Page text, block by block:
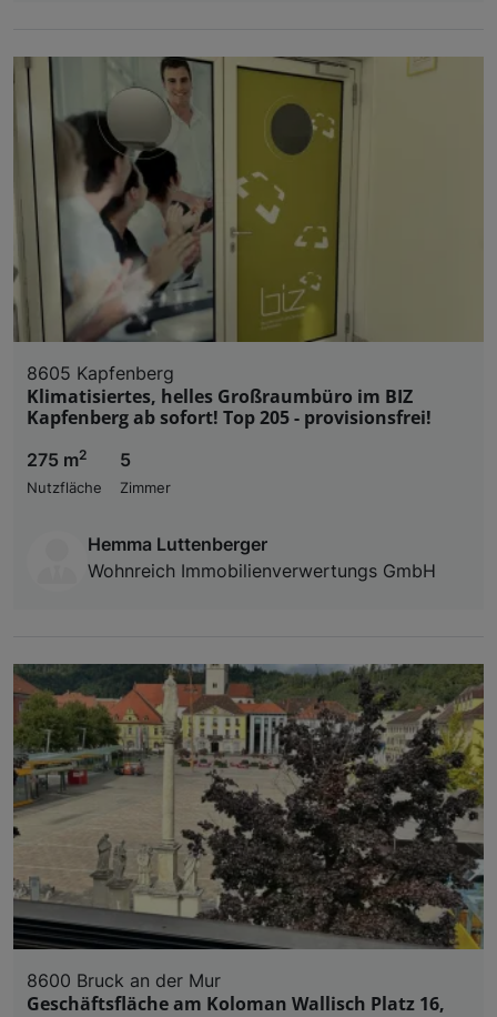
8605 Kapfenberg
Klimatisiertes, helles Großraumbüro im BIZ
Kapfenberg ab sofort! Top 205 - provisionsfrei!
275 m2
Nutzfläche
5
Zimmer
Hemma Luttenberger
Wohnreich Immobilienverwertungs GmbH
8600 Bruck an der Mur
Geschäftsfläche am Koloman Wallisch Platz 16,